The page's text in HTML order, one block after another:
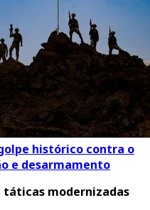
histórico contra o
e desarmamento
modernizadas